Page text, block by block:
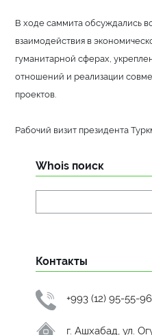
В ходе саммита обсуждались
взаимодействия в
гуманитарной сферах,
отношений и реализации
проектов.
Рабочий визит президента
Whois поиск
Контакты
+993 (12) 95-55-96
г. Ашхабад, ул.